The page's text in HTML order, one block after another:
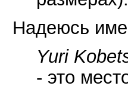
Надеюсь
Yuri
- это